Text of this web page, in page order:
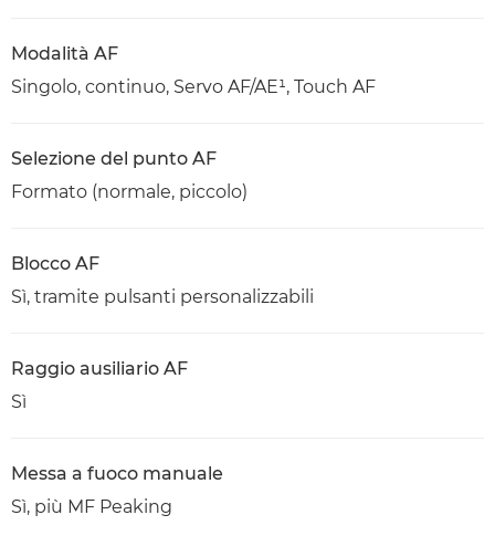
Modalità AF
Singolo, continuo, Servo AF/AE¹, Touch AF
Selezione del punto AF
Formato (normale, piccolo)
Blocco AF
Sì, tramite pulsanti personalizzabili
Raggio ausiliario AF
Sì
Messa a fuoco manuale
Sì, più MF Peaking